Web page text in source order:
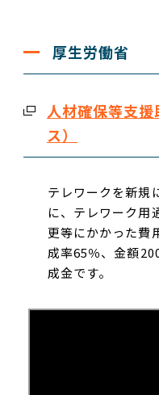
厚生労働省
人材確保等支
ス）
テレワークを新規
に、テレワーク用
更等にかかった費
成率65％、金額
成金です。